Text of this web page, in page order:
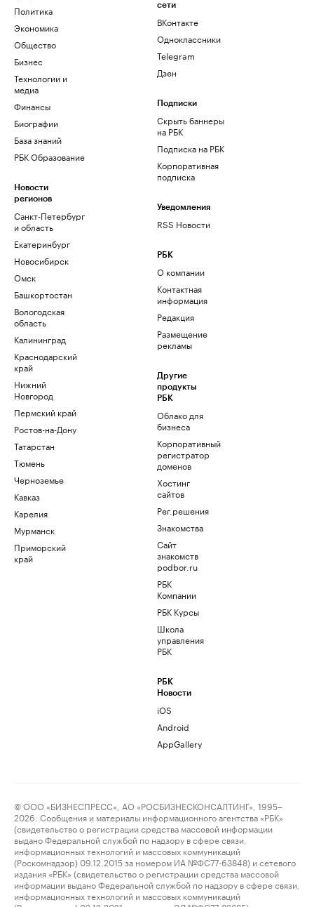
Политика
Экономика
Общество
Бизнес
Технологии и
медиа
Финансы
Биографии
База знаний
РБК Образование
Новости
регионов
Санкт-Петербург
и область
Екатеринбург
Новосибирск
Омск
Башкортостан
Вологодская
область
Калининград
Краснодарский
край
Нижний
Новгород
Пермский край
Ростов-на-Дону
Татарстан
Тюмень
Черноземье
Кавказ
Карелия
Мурманск
Приморский
край
сети
ВКонтакте
Одноклассники
Telegram
Дзен
Подписки
Скрыть баннеры
на РБК
Подписка на РБК
Корпоративная
подписка
Уведомления
RSS Новости
РБК
О компании
Контактная
информация
Редакция
Размещение
рекламы
Другие
продукты
РБК
Облако для
бизнеса
Корпоративный
регистратор
доменов
Хостинг
сайтов
Рег.решения
Знакомства
Сайт
знакомств
podbor.ru
РБК
Компании
РБК Курсы
Школа
управления
РБК
РБК
Новости
iOS
Android
AppGallery
© ООО «БИЗНЕСПРЕСС», АО «РОСБИЗНЕСКОНСАЛТИНГ», 1995–
2026. Сообщения и материалы информационного агентства «РБК»
(свидетельство о регистрации средства массовой информации
выдано Федеральной службой по надзору в сфере связи,
информационных технологий и массовых коммуникаций
(Роскомнадзор) 09.12.2015 за номером ИА №ФС77-63848) и сетевого
издания «РБК» (свидетельство о регистрации средства массовой
информации выдано Федеральной службой по надзору в сфере связи,
информационных технологий и массовых коммуникаций